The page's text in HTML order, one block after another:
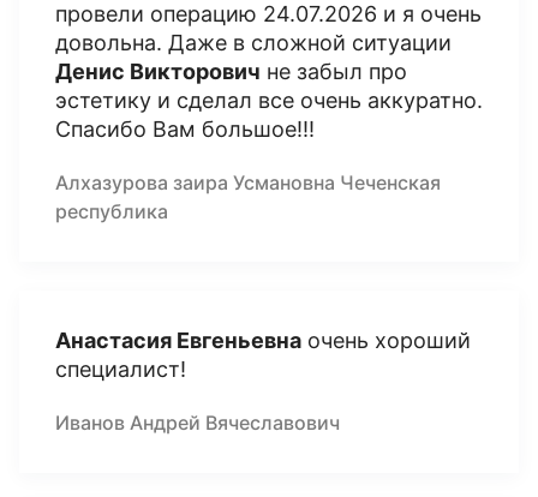
провели операцию 24.07.2026 и я очень
довольна. Даже в сложной ситуации
Денис Викторович не забыл про
эстетику и сделал все очень аккуратно.
Спасибо Вам большое!!!
Алхазурова заира Усмановна Чеченская
республика
Анастасия Евгеньевна очень хороший
специалист!
Иванов Андрей Вячеславович